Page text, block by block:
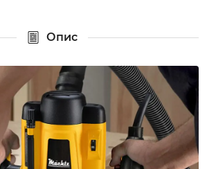
Опис